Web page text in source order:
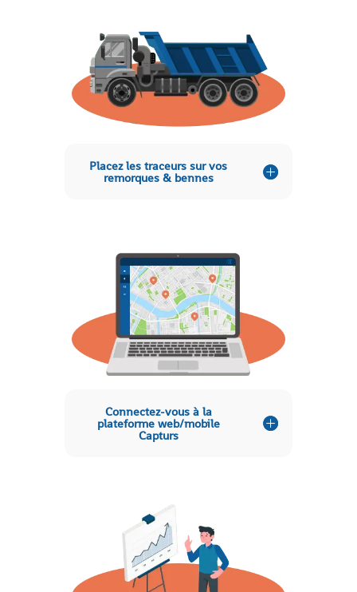
Placez les traceurs sur vos
remorques & bennes
Connectez-vous à la
plateforme web/mobile
Capturs